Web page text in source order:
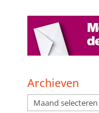
Archieven
Archieven